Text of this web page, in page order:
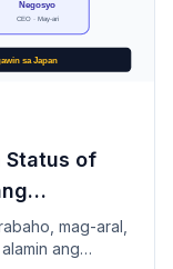
Status of
mag-aral,
ang